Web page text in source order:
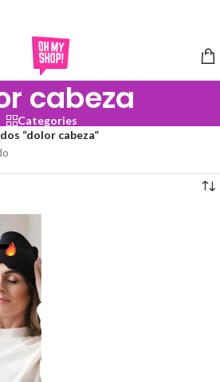
cabeza
Categories
“dolor cabeza”